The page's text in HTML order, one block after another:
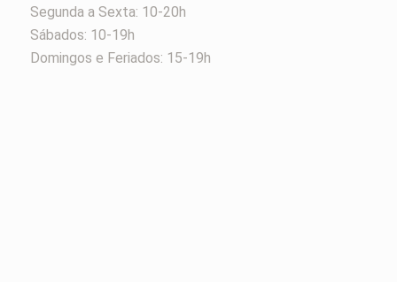
Segunda a Sexta: 10-20h
Sábados: 10-19h
Domingos e Feriados: 15-19h